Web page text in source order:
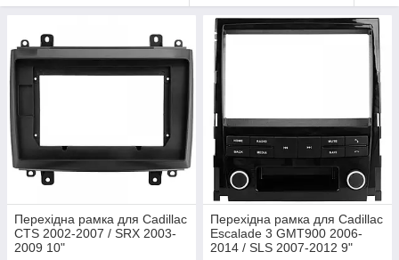
Перехідна рамка для Cadillac
CTS 2002-2007 / SRX 2003-
2009 10"
Перехідна рамка для Cadillac
Escalade 3 GMT900 2006-
2014 / SLS 2007-2012 9"